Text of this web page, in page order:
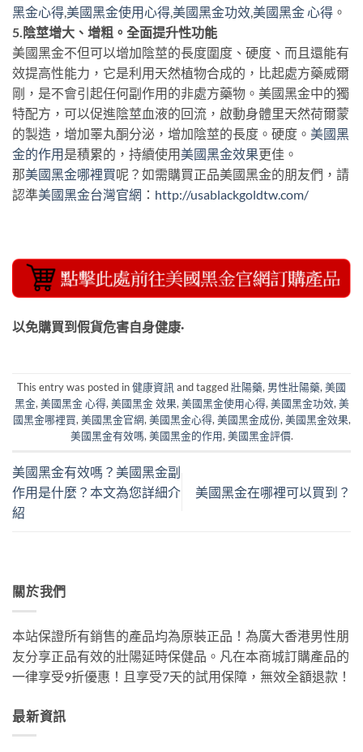
黑金心得 美國黑金使用心得 美國黑金功效 美國黑金 心得 。
5.陰莖增大、增粗。全面提升性功能
美國黑金不但可以增加陰莖的長度圍度、硬度、而且還能有
效提高性能力，它是利用天然植物合成的，比起處方藥威爾
剛，是不會引起任何副作用的非處方藥物。美國黑金中的獨
特配方，可以促進陰莖血液的回流，啟動身體里天然荷爾蒙
的製造，增加睪丸酮分泌，增加陰莖的長度。硬度。 美國黑
金的作用是積累的，持續使用美國黑金效果更佳。
那美國黑金哪裡買呢？如需購買正品美國黑金的朋友們，請
認準美國黑金台灣官網 ： http://usablackgoldtw.com/
以免購買到假貨危害自身健康·
This entry was posted in健康資訊 and tagged壯陽藥, 男性壯陽藥, 美國
黑金, 美國黑金 心得, 美國黑金 效果, 美國黑金使用心得, 美國黑金功效, 美
國黑金哪裡買, 美國黑金官網, 美國黑金心得, 美國黑金成份, 美國黑金效果,
美國黑金有效嗎, 美國黑金的作用, 美國黑金評價.
美國黑金有效嗎？美國黑金副
作用是什麼？本文為您詳細介
紹
美國黑金在哪裡可以買到？
關於我們
本站保證所有銷售的產品均為原裝正品！為廣大香港男性朋
友分享正品有效的壯陽延時保健品。凡在本商城訂購產品的
一律享受9折優惠！且享受7天的試用保障，無效全額退款！
最新資訊